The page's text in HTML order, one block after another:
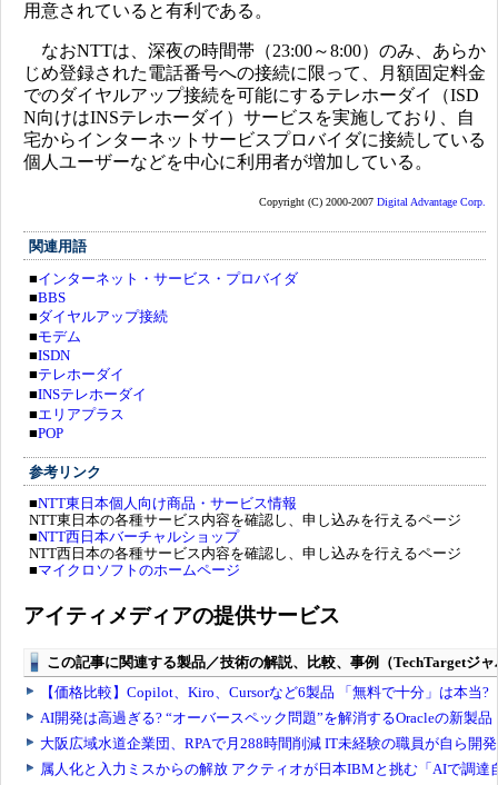
用意されていると有利である。
なおNTTは、深夜の時間帯（23:00～8:00）のみ、あらか
じめ登録された電話番号への接続に限って、月額固定料金
でのダイヤルアップ接続を可能にするテレホーダイ（ISD
N向けはINSテレホーダイ）サービスを実施しており、自
宅からインターネットサービスプロバイダに接続している
個人ユーザーなどを中心に利用者が増加している。
Copyright (C) 2000-2007 Digital Advantage Corp.
関連用語
■インターネット・サービス・プロバイダ
■BBS
■ダイヤルアップ接続
■モデム
■ISDN
■テレホーダイ
■INSテレホーダイ
■エリアプラス
■POP
参考リンク
■NTT東日本個人向け商品・サービス情報
NTT東日本の各種サービス内容を確認し、申し込みを行えるページ
■NTT西日本バーチャルショップ
NTT西日本の各種サービス内容を確認し、申し込みを行えるページ
■マイクロソフトのホームページ
アイティメディアの提供サービス